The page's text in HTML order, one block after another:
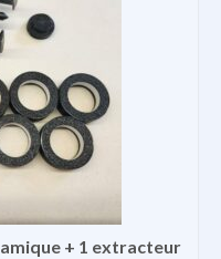
+ 1 extracteur